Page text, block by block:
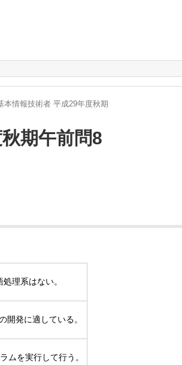
本情報技術者 平成29年度秋期
期午前問8
理系はない。
開発に適している。
ムを実行して行う。